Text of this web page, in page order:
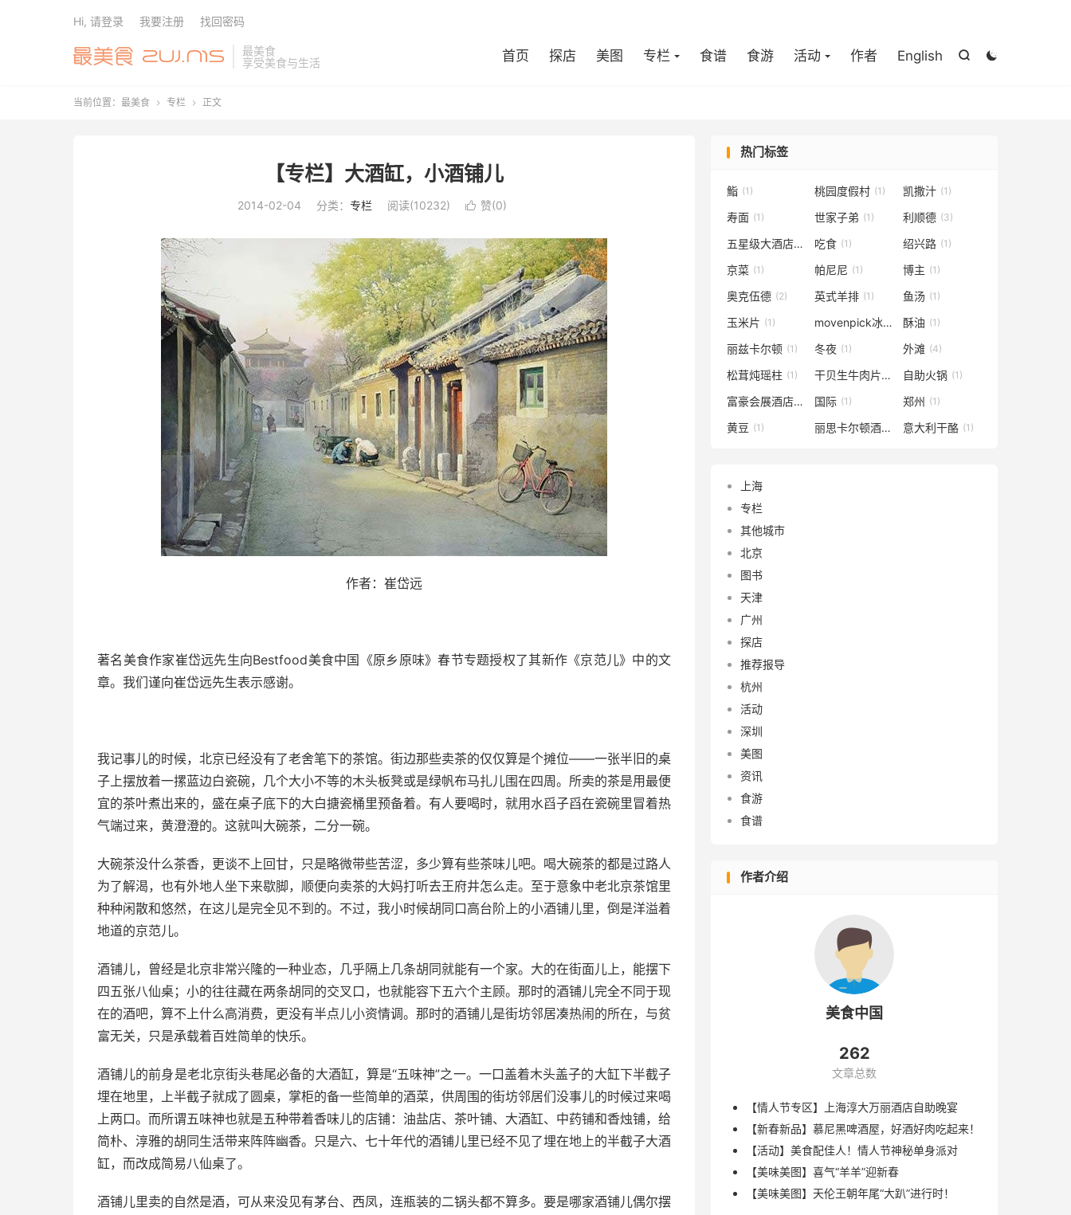
最美食
享受美食与生活


首页 探店 美图 专栏 食谱 食游 活动 作者 English
Hi, 请登录 我要注册 找回密码
当前位置： 最美食  专栏  正文
【专栏】大酒缸，小酒铺儿
2014-02-04 分类： 专栏 阅读(10232)  赞(0)
作者：崔岱远
著名美食作家崔岱远先生向Bestfood美食中国《原乡原味》春节专题授权了其新作《京范儿》中的文
章。我们谨向崔岱远先生表示感谢。
我记事儿的时候，北京已经没有了老舍笔下的茶馆。街边那些卖茶的仅仅算是个摊位——一张半旧的桌
子上摆放着一摞蓝边白瓷碗，几个大小不等的木头板凳或是绿帆布马扎儿围在四周。所卖的茶是用最便
宜的茶叶煮出来的，盛在桌子底下的大白搪瓷桶里预备着。有人要喝时，就用水舀子舀在瓷碗里冒着热
气端过来，黄澄澄的。这就叫大碗茶，二分一碗。
大碗茶没什么茶香，更谈不上回甘，只是略微带些苦涩，多少算有些茶味儿吧。喝大碗茶的都是过路人
为了解渴，也有外地人坐下来歇脚，顺便向卖茶的大妈打听去王府井怎么走。至于意象中老北京茶馆里
种种闲散和悠然，在这儿是完全见不到的。不过，我小时候胡同口高台阶上的小酒铺儿里，倒是洋溢着
地道的京范儿。
酒铺儿，曾经是北京非常兴隆的一种业态，几乎隔上几条胡同就能有一个家。大的在街面儿上，能摆下
四五张八仙桌；小的往往藏在两条胡同的交叉口，也就能容下五六个主顾。那时的酒铺儿完全不同于现
在的酒吧，算不上什么高消费，更没有半点儿小资情调。那时的酒铺儿是街坊邻居凑热闹的所在，与贫
富无关，只是承载着百姓简单的快乐。
酒铺儿的前身是老北京街头巷尾必备的大酒缸，算是“五味神”之一。一口盖着木头盖子的大缸下半截子
埋在地里，上半截子就成了圆桌，掌柜的备一些简单的酒菜，供周围的街坊邻居们没事儿的时候过来喝
上两口。而所谓五味神也就是五种带着香味儿的店铺：油盐店、茶叶铺、大酒缸、中药铺和香烛铺，给
简朴、淳雅的胡同生活带来阵阵幽香。只是六、七十年代的酒铺儿里已经不见了埋在地上的半截子大酒
缸，而改成简易八仙桌了。
酒铺儿里卖的自然是酒，可从来没见有茅台、西凤，连瓶装的二锅头都不算多。要是哪家酒铺儿偶尔摆
热门标签
鮨 (1) 桃园度假村 (1) 凯撒汁 (1)
寿面 (1) 世家子弟 (1) 利顺德 (3)
五星级大酒店
(1) 吃食 (1) 绍兴路 (1)
京菜 (1) 帕尼尼 (1) 博主 (1)
奥克伍德 (2) 英式羊排 (1) 鱼汤 (1)
玉米片 (1) movenpick冰淇淋 (1)
酥油 (1)
丽兹卡尔顿 (1) 冬夜 (1) 外滩 (4)
松茸炖瑶柱 (1) 干贝生牛肉片
(1) 自助火锅 (1)
富豪会展酒店
(1) 国际 (1) 郑州 (1)
黄豆 (1) 丽思卡尔顿酒店 (1)意大利干酪 (1)
上海
专栏
其他城市
北京
图书
天津
广州
探店
推荐报导
杭州
活动
深圳
美图
资讯
食游
食谱
作者介绍
美食中国
262
文章总数
【情人节专区】上海淳大万丽酒店自助晚宴
【新春新品】慕尼黑啤酒屋，好酒好肉吃起来！
【活动】美食配佳人！情人节神秘单身派对
【美味美图】喜气“羊羊”迎新春
【美味美图】天伦王朝年尾“大趴”进行时！